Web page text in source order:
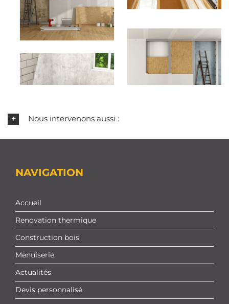
Nous intervenons aussi :
NAVIGATION
Accueil
Renovation thermique
Construction bois
Menuiserie
Actualités
Devis personnalisé